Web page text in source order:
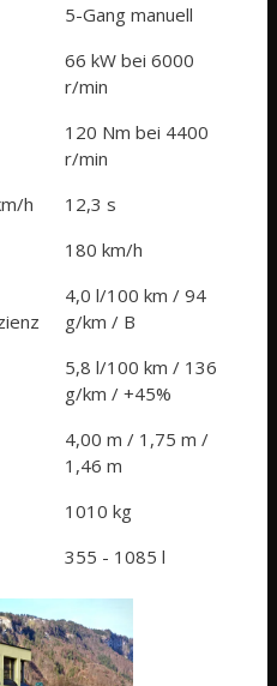
5-Gang manuell
66 kW bei 6000
r/min
120 Nm bei 4400
r/min
h
12,3 s
180 km/h
4,0 l/100 km / 94
g/km / B
5,8 l/100 km / 136
g/km / +45%
4,00 m / 1,75 m /
1,46 m
1010 kg
355 - 1085 l